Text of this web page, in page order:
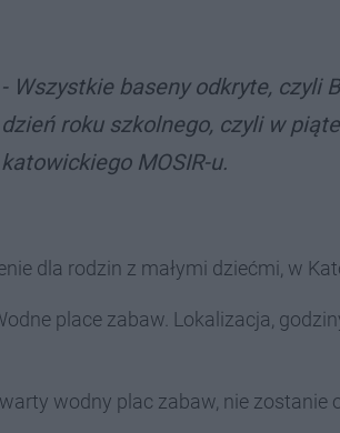
- Wszystkie baseny odkryte, czyli
dzień roku szkolnego, czyli w
katowickiego MOSIR-u.
dla rodzin z małymi dziećmi, w
place zabaw. Lokalizacja,
wodny plac zabaw, nie zostanie